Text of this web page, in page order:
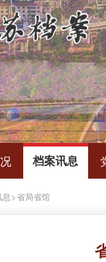
档案讯息
>省局省馆